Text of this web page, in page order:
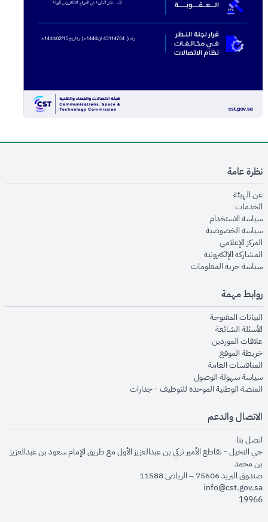
نظرة عامة
عن الهيئةopens in new window
الخدماتopens in new window
سياسة الاستخدام
سياسة الخصوصيةopens in new window
المركز الإعلاميopens in new window
المشاركة الإلكترونيةopens in new window
سياسة حرية المعلوماتopens in new window
روابط مهمة
البيانات المفتوحةopens in new window
الأسئلة الشائعةopens in new window
علاقات الموردينopens in new window
خريطة الموقعopens in new window
المنافسات العامةopens in new window
سياسة سهولة الوصولopens in new window
المنصة الوطنية الموحدة للتوظيف - جداراتopens in new window
الاتصال والدعم
اتصل بنا
حي النخيل - تقاطع الأمير تركي بن عبدالعزيز الأول مع طريق الإمام سعود بن عبدالعزيز
بن محمد
صندوق البريد 75606 – الرياض 11588
info@cst.gov.sa
19966